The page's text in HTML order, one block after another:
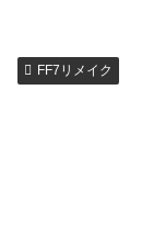
FF7リメイク